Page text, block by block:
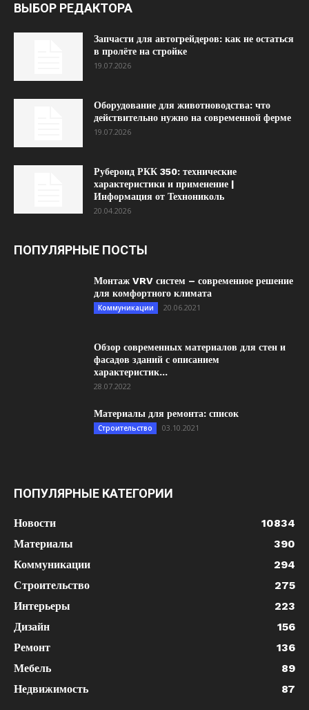
ВЫБОР РЕДАКТОРА
Запчасти для автогрейдеров: как не остаться
в пролёте на стройке
19.07.2026
Оборудование для животноводства: что
действительно нужно на современной ферме
19.07.2026
Рубероид РКК 350: технические
характеристики и применение |
Информация от Технониколь
20.04.2026
ПОПУЛЯРНЫЕ ПОСТЫ
Монтаж VRV систем – современное решение
для комфортного климата
Коммуникации 20.06.2021
Обзор современных материалов для стен и
фасадов зданий с описанием
характеристик...
28.07.2022
Материалы для ремонта: список
Строительство 03.10.2021
ПОПУЛЯРНЫЕ КАТЕГОРИИ
Новости
10834
Материалы
390
Коммуникации
294
Строительство
275
Интерьеры
223
Дизайн
156
Ремонт
136
Мебель
89
Недвижимость
87